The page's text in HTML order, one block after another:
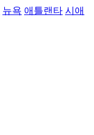
뉴욕 애틀랜타 시애